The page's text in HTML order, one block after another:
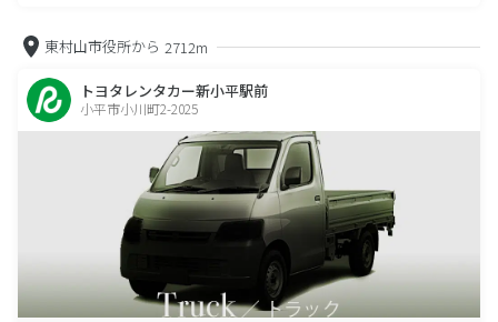
東村山市役所から 2712m
トヨタレンタカー新小平駅前
小平市小川町2-2025